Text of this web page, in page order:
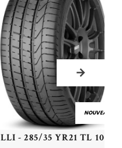
NOUVEAU